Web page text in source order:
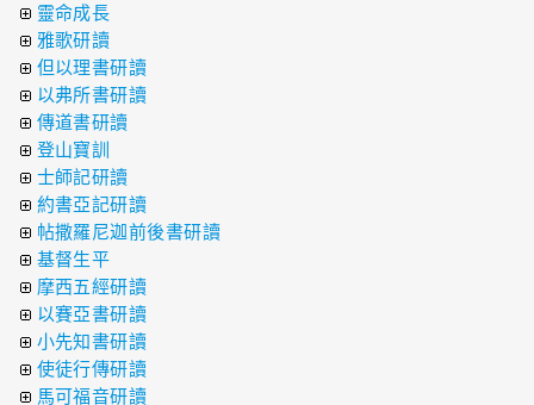
靈命成長
雅歌研讀
但以理書研讀
以弗所書研讀
傳道書研讀
登山寶訓
士師記研讀
約書亞記研讀
帖撒羅尼迦前後書研讀
基督生平
摩西五經研讀
以賽亞書研讀
小先知書研讀
使徒行傳研讀
馬可福音研讀